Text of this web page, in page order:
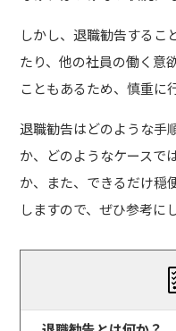
しかし、退職勧告するこ
たり、他の社員の働く意
こともあるため、慎重に
退職勧告はどのような手
か、どのようなケースで
か、また、できるだけ穏
しますので、ぜひ参考に